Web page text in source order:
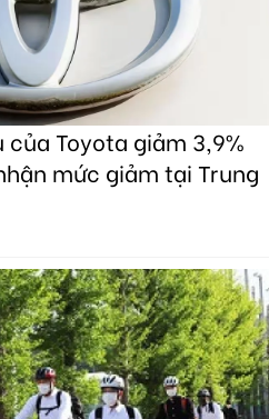
Toyota giảm 3,9%
mức giảm tại Trung